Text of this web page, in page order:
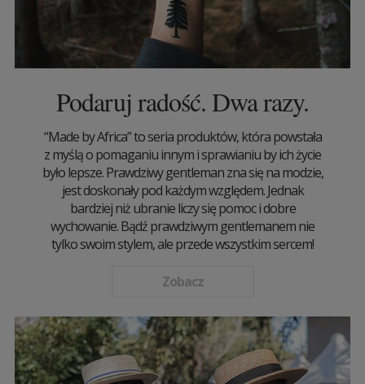
Podaruj radość. Dwa razy.
“Made by Africa” to seria produktów, która powstała
z myślą o pomaganiu innym i sprawianiu by ich życie
było lepsze. Prawdziwy gentleman zna się na modzie,
jest doskonały pod każdym względem. Jednak
bardziej niż ubranie liczy się pomoc i dobre
wychowanie. Bądź prawdziwym gentlemanem nie
tylko swoim stylem, ale przede wszystkim sercem!
Zobacz